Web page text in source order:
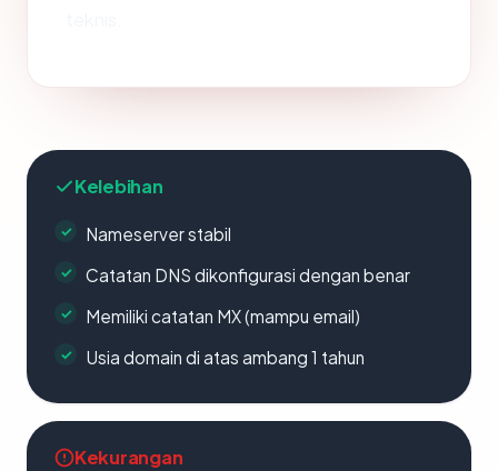
Kelebihan
Nameserver stabil
Catatan DNS dikonfigurasi dengan benar
Memiliki catatan MX (mampu email)
Usia domain di atas ambang 1 tahun
Kekurangan